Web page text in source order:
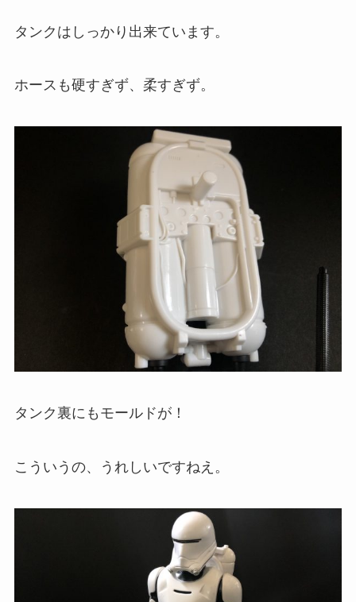
タンクはしっかり出来ています。
ホースも硬すぎず、柔すぎず。
タンク裏にもモールドが！
こういうの、うれしいですねえ。